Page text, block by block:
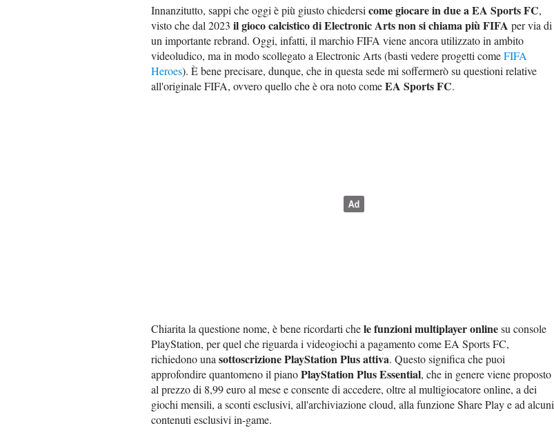
Innanzitutto, sappi che oggi è più giusto chiedersi come giocare in due a EA Sports FC,
visto che dal 2023 il gioco calcistico di Electronic Arts non si chiama più FIFA per via di
un importante rebrand. Oggi, infatti, il marchio FIFA viene ancora utilizzato in ambito
videoludico, ma in modo scollegato a Electronic Arts (basti vedere progetti comeFIFA
Heroes). È bene precisare, dunque, che in questa sede mi soffermerò su questioni relative
all'originale FIFA, ovvero quello che è ora noto comeEA Sports FC.
Chiarita la questione nome, è bene ricordarti chele funzioni multiplayer onlinesu console
PlayStation, per quel che riguarda i videogiochi a pagamento come EA Sports FC,
richiedono una sottoscrizione PlayStation Plus attiva. Questo significa che puoi
approfondire quantomeno il pianoPlayStation Plus Essential, che in genere viene proposto
al prezzo di 8,99 euro al mese e consente di accedere, oltre al multigiocatore online, a dei
giochi mensili, a sconti esclusivi, all'archiviazione cloud, alla funzione Share Play e ad alcuni
contenuti esclusivi in-game.